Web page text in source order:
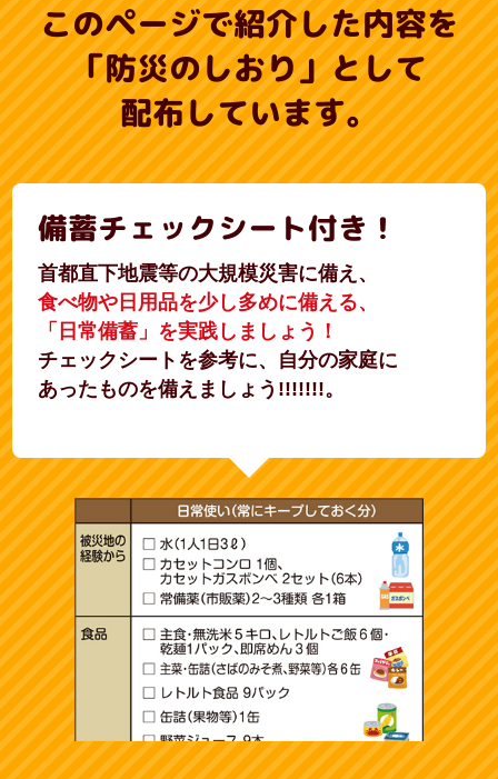
このページで紹介した内容を
「防災のしおり」として
配布しています。
備蓄チェックシート付き！
首都直下地震等の大規模災害に備え、
食べ物や日用品を少し多めに備える、
「日常備蓄」を実践しましょう！
チェックシートを参考に、自分の家庭に
あったものを備えましょう!!!!!!!。